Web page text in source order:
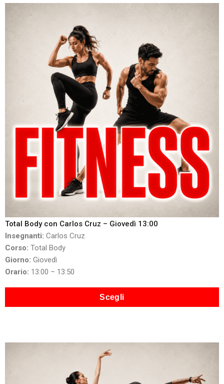
Total Body con Carlos Cruz – Giovedì 13:00
Insegnanti: Carlos Cruz
Corso: Total Body
Giorno: Giovedì
Orario: 13:00 – 13:50
Scegli